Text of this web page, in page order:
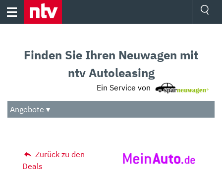
Skip
Audio
Das Beste
Finden Sie Ihren Neuwagen mit
ntv Autoleasing
Ein Service von
Angebote ▾
Zurück zu den
Deals